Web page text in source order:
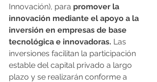
Innovación), para promover la
innovación mediante el apoyo a la
inversión en empresas de base
tecnológica e innovadoras. Las
inversiones facilitan la participación
estable del capital privado a largo
plazo y se realizarán conforme a